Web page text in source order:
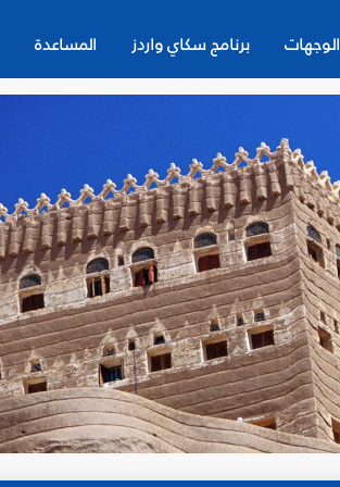
الوجهات برنامج سكاي واردز المساعدة